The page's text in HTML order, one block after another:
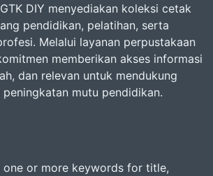
DIY menyediakan koleksi cetak
pendidikan, pelatihan, serta
Melalui layanan perpustakaan
memberikan akses informasi
dan relevan untuk mendukung
mutu pendidikan.
or more keywords for title,